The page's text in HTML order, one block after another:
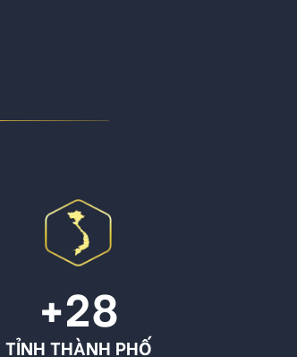
+28
TỈNH THÀNH PHỐ